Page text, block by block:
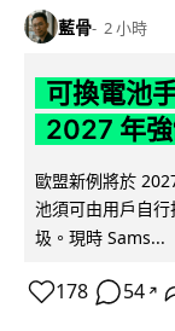
藍骨 2 小時
可換電池
2027 年
歐盟新例將於
池須可由用戶自
圾。現時 Sams...
178 54 ↗